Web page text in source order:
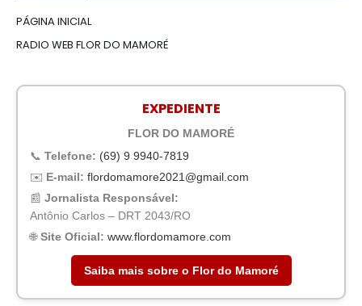
PÁGINA INICIAL
RADIO WEB FLOR DO MAMORÉ
EXPEDIENTE
FLOR DO MAMORÉ
📞 Telefone: (69) 9 9940-7819
✉️ E-mail: flordomamore2021@gmail.com
📰 Jornalista Responsável:
Antônio Carlos – DRT 2043/RO
🌐Site Oficial: www.flordomamore.com
Saiba mais sobre o Flor do Mamoré